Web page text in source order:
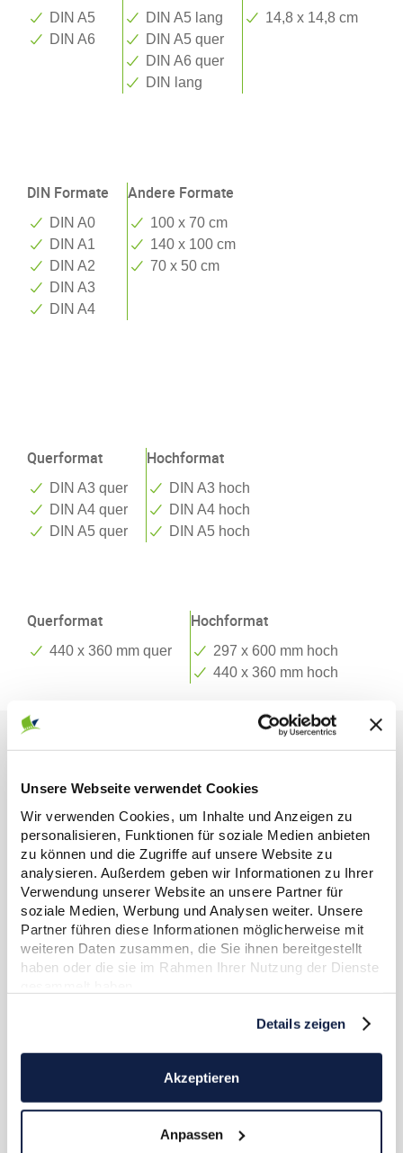
Unsere Webseite verwendet Cookies
Wir verwenden Cookies, um Inhalte und Anzeigen zu
personalisieren, Funktionen für soziale Medien anbieten
zu können und die Zugriffe auf unsere Website zu
analysieren. Außerdem geben wir Informationen zu Ihrer
Verwendung unserer Website an unsere Partner für
soziale Medien, Werbung und Analysen weiter. Unsere
Partner führen diese Informationen möglicherweise mit
weiteren Daten zusammen, die Sie ihnen bereitgestellt
haben oder die sie im Rahmen Ihrer Nutzung der Dienste
Details zeigen
Akzeptieren
Anpassen
DIN A5
DIN A6
DIN A5 lang
DIN A5 quer
DIN A6 quer
DIN lang
14,8 x 14,8 cm
DIN Formate
DIN A0
DIN A1
DIN A2
DIN A3
DIN A4
Andere Formate
100 x 70 cm
140 x 100 cm
70 x 50 cm
Querformat
DIN A3 quer
DIN A4 quer
DIN A5 quer
Hochformat
DIN A3 hoch
DIN A4 hoch
DIN A5 hoch
Querformat
440 x 360 mm quer
Hochformat
297 x 600 mm hoch
440 x 360 mm hoch
Erfahrung
Seit über 45 Jahren drucken wir
qualitativ hochwertigste Kalender
Serviceteam